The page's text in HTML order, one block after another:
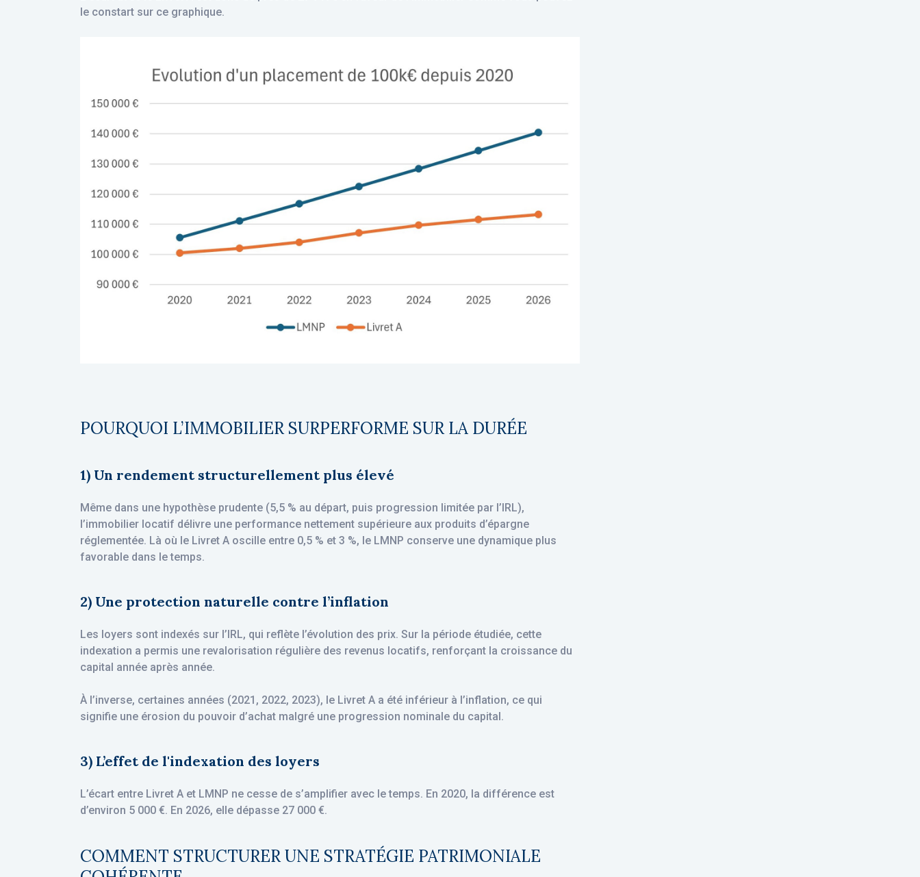
le constart sur ce graphique.
POURQUOI L’IMMOBILIER SURPERFORME SUR LA DURÉE
1) Un rendement structurellement plus élevé
Même dans une hypothèse prudente (5,5 % au départ, puis progression limitée par l’IRL),
l’immobilier locatif délivre une performance nettement supérieure aux produits d’épargne
réglementée. Là où le Livret A oscille entre 0,5 % et 3 %, le LMNP conserve une dynamique plus
favorable dans le temps.
2) Une protection naturelle contre l’inflation
Les loyers sont indexés sur l’IRL, qui reflète l’évolution des prix. Sur la période étudiée, cette
indexation a permis une revalorisation régulière des revenus locatifs, renforçant la croissance du
capital année après année.
À l’inverse, certaines années (2021, 2022, 2023), le Livret A a été inférieur à l’inflation, ce qui
signifie une érosion du pouvoir d’achat malgré une progression nominale du capital.
3) L’effet de l'indexation des loyers
L’écart entre Livret A et LMNP ne cesse de s’amplifier avec le temps. En 2020, la différence est
d’environ 5 000 €. En 2026, elle dépasse 27 000 €.
COMMENT STRUCTURER UNE STRATÉGIE PATRIMONIALE